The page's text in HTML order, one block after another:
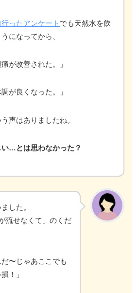
行ったアンケート でも天然水を飲
になってから、
痛が改善された。」
調が良くなった。」
う声はありましたね。
い…とは思わなかった？
した。
流せなくて」のくだ
だ〜じゃあここでも
！」